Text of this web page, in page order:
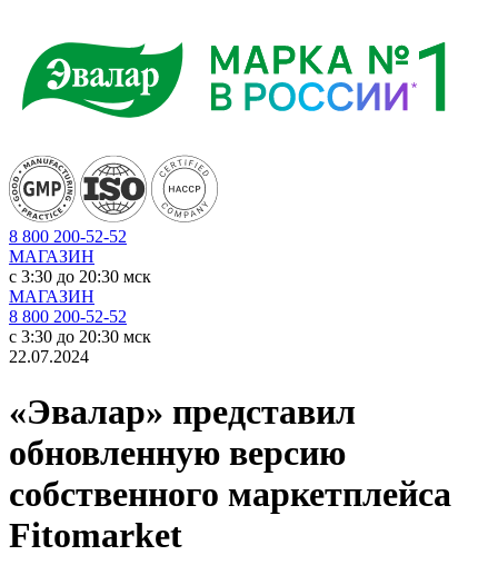
8 800 200-52-52
МАГАЗИН
c 3:30 до 20:30 мск
МАГАЗИН
8 800 200-52-52
c 3:30 до 20:30 мск
22.07.2024
«Эвалар» представил
обновленную версию
собственного маркетплейса
Fitomarket